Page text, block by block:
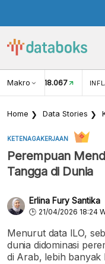
Makro
USD/IDR 18.067
Home Data Stories
KETENAGAKERJAAN
Perempuan
Tangga di Dunia
Erlina Fury Santika
21/04/2026 18:24
Menurut data ILO,
dunia didominasi
di Arab, lebih banyak